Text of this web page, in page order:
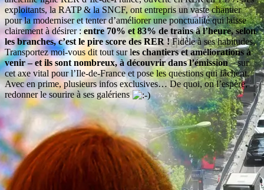
exploitants, la RATP & la SNCF, ont entrepris un vaste chantier
pour la moderniser et tenter d’améliorer une ponctualité qui laisse
clairement à désirer :entre 70% et 83% de trains à l’heure, selon
les branches, c’est le pire score des RER !Fidèle à ses habitudes,
Transportez moi-vous dit tout sur les chantiers et améliorations à
venir – et ils sont nombreux, à découvrir dans l’émission– sur
cet axe vital pour l’Ile-de-France et pose les questions qui fâchent.
Avec en prime, plusieurs infos exclusives… De quoi, on l’espère,
redonner le sourire à ses galériens